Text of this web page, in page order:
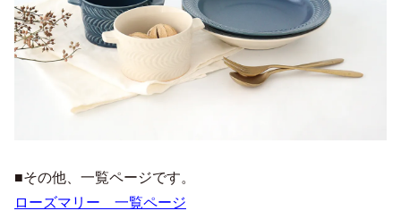
■その他、一覧ページです。
ローズマリー 一覧ページ